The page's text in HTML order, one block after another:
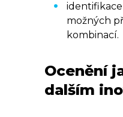
možných
kombinací.
Ocenění
dalším